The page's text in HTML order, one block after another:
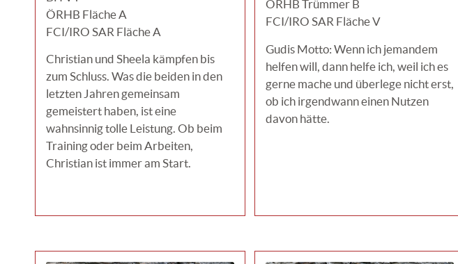
ÖRHB Fläche A
FCI/IRO SAR Fläche A
Christian und Sheela kämpfen bis
zum Schluss. Was die beiden in den
letzten Jahren gemeinsam
gemeistert haben, ist eine
wahnsinnig tolle Leistung. Ob beim
Training oder beim Arbeiten,
Christian ist immer am Start.
ÖRHB Trümmer B
FCI/IRO SAR Fläche V
Gudis Motto: Wenn ich jemandem
helfen will, dann helfe ich, weil ich es
gerne mache und überlege nicht erst,
ob ich irgendwann einen Nutzen
davon hätte.